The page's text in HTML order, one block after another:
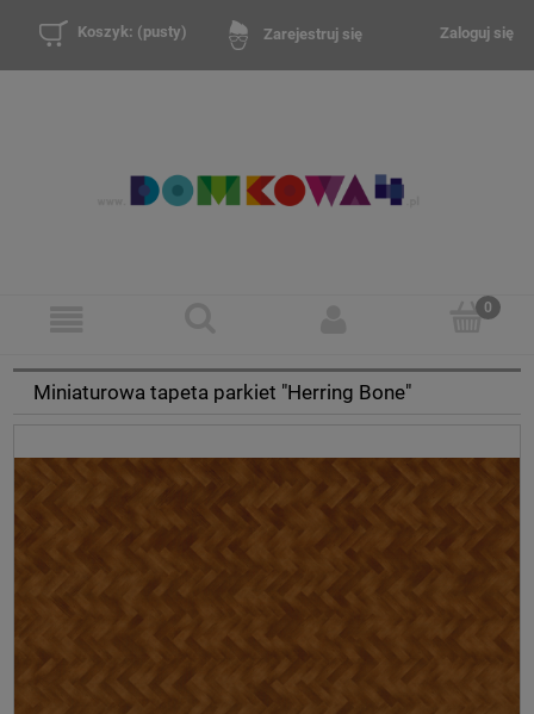
Zarejestruj się Zaloguj się
Koszyk: (pusty)
Miniaturowa tapeta parkiet "Herring Bone"